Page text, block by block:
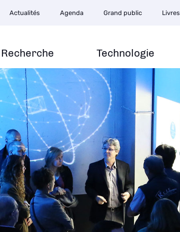
Recherche Technologie
Actualités Agenda Grand public Livres